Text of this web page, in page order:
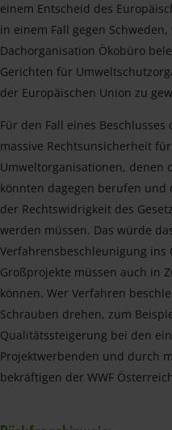
einem Entscheid des
in einem Fall gegen
Dachorganisation Ökobüro
Gerichten für
der Europäischen Union zu
Für den Fall eines
massive Rechtsunsicherheit
Umweltorganisationen, denen
könnten dagegen berufen
der Rechtswidrigkeit des
werden müssen. Das würde
Verfahrensbeschleunigung ins
Großprojekte müssen auch in
können. Wer Verfahren
Schrauben drehen, zum
Qualitätssteigerung bei den
Projektwerbenden und durch
bekräftigen der WWF